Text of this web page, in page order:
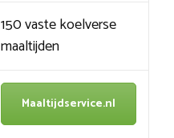
150 vaste koelverse
maaltijden
Maaltijdservice.nl